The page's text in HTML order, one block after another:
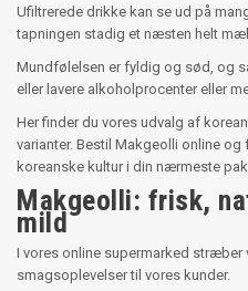
Ufiltrerede drikke kan se ud på
tapningen stadig et næsten helt
Mundfølelsen er fyldig og sød, og
eller lavere alkoholprocenter eller
Her finder du vores udvalg af
varianter. Bestil Makgeolli online og
koreanske kultur i din nærmeste
Makgeolli: frisk,
mild
I vores online supermarked
smagsoplevelser til vores kunder.